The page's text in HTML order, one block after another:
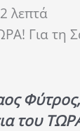
2 λεπτά
Για τη
του